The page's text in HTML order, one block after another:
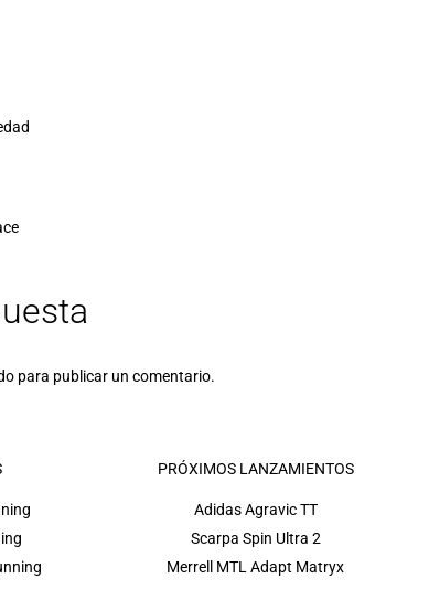
para publicar un comentario.
PRÓXIMOS LANZAMIENTOS
Adidas Agravic TT
Scarpa Spin Ultra 2
Merrell MTL Adapt Matryx